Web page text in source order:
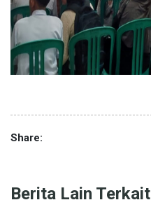
Share:
Berita Lain Terkait